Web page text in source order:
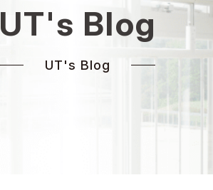
UT's Blog